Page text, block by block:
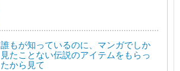
誰もが知っているのに、マンガでしか
見たことない伝説のアイテムをもらっ
たから見て